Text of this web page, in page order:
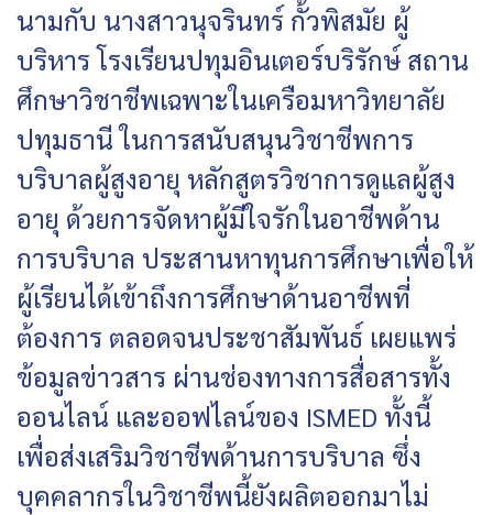
นามกับ นางสาวนุจรินทร์ กั้วพิสมัย ผู้
บริหาร โรงเรียนปทุมอินเตอร์บริรักษ์ สถาน
ศึกษาวิชาชีพเฉพาะในเครือมหาวิทยาลัย
ปทุมธานี ในการสนับสนุนวิชาชีพการ
บริบาลผู้สูงอายุ หลักสูตรวิชาการดูแลผู้สูง
อายุ ด้วยการจัดหาผู้มีใจรักในอาชีพด้าน
การบริบาล ประสานหาทุนการศึกษาเพื่อให้
ผู้เรียนได้เข้าถึงการศึกษาด้านอาชีพที่
ต้องการ ตลอดจนประชาสัมพันธ์ เผยแพร่
ข้อมูลข่าวสาร ผ่านช่องทางการสื่อสารทั้ง
ออนไลน์ และออฟไลน์ของ ISMED ทั้งนี้
เพื่อส่งเสริมวิชาชีพด้านการบริบาล ซึ่ง
บุคคลากรในวิชาชีพนี้ยังผลิตออกมาไม่